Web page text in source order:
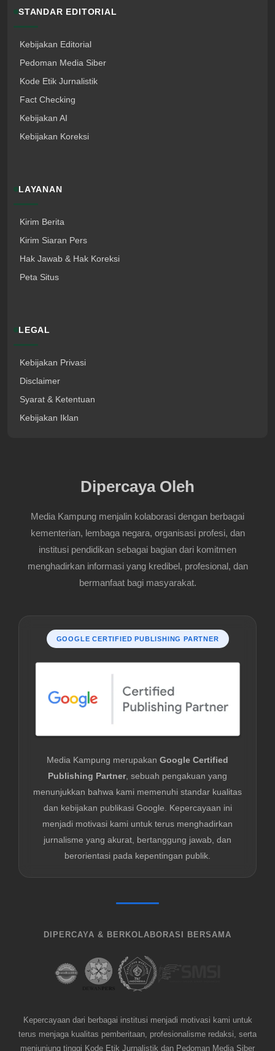
STANDAR EDITORIAL
Kebijakan Editorial
Pedoman Media Siber
Kode Etik Jurnalistik
Fact Checking
Kebijakan AI
Kebijakan Koreksi
LAYANAN
Kirim Berita
Kirim Siaran Pers
Hak Jawab & Hak Koreksi
Peta Situs
LEGAL
Kebijakan Privasi
Disclaimer
Syarat & Ketentuan
Kebijakan Iklan
Dipercaya Oleh
Media Kampung menjalin kolaborasi dengan berbagai
kementerian, lembaga negara, organisasi profesi, dan
institusi pendidikan sebagai bagian dari komitmen
menghadirkan informasi yang kredibel, profesional, dan
bermanfaat bagi masyarakat.
GOOGLE CERTIFIED PUBLISHING PARTNER
Media Kampung merupakan Google Certified
Publishing Partner, sebuah pengakuan yang
menunjukkan bahwa kami memenuhi standar kualitas
dan kebijakan publikasi Google. Kepercayaan ini
menjadi motivasi kami untuk terus menghadirkan
jurnalisme yang akurat, bertanggung jawab, dan
berorientasi pada kepentingan publik.
DIPERCAYA & BERKOLABORASI BERSAMA
Kepercayaan dari berbagai institusi menjadi motivasi kami untuk
terus menjaga kualitas pemberitaan, profesionalisme redaksi, serta
menjunjung tinggi Kode Etik Jurnalistik dan Pedoman Media Siber